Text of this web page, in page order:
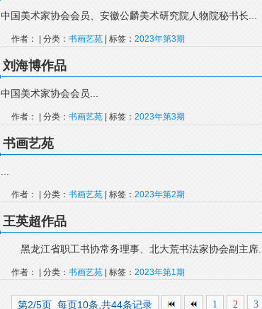
中国美术家协会会员、安徽公麟美术研究院人物院秘书长...
作者： | 分类： 书画艺苑 | 标签： 2023年第3期
刘海博作品
中国美术家协会会员...
作者： | 分类： 书画艺苑 | 标签： 2023年第3期
书画艺苑
作者： | 分类： 书画艺苑 | 标签： 2023年第2期
王英超作品
黑龙江省职工书协常务理事、北大荒书法家协会副主席...
作者： | 分类： 书画艺苑 | 标签： 2023年第1期
第2/5页 每页10条,共44条记录 1 2 3